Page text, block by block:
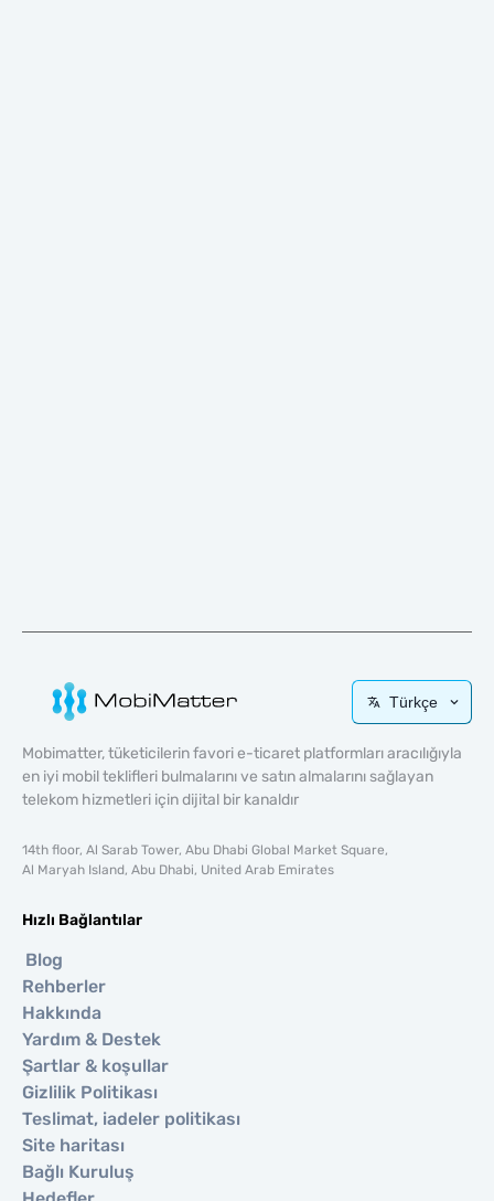
Türkçe
Mobimatter, tüketicilerin favori e-ticaret platformları aracılığıyla
en iyi mobil teklifleri bulmalarını ve satın almalarını sağlayan
telekom hizmetleri için dijital bir kanaldır
14th floor, Al Sarab Tower, Abu Dhabi Global Market Square,
Al Maryah Island, Abu Dhabi, United Arab Emirates
Hızlı Bağlantılar
Blog
Rehberler
Hakkında
Yardım & Destek
Şartlar & koşullar
Gizlilik Politikası
Teslimat, iadeler politikası
Site haritası
Bağlı Kuruluş